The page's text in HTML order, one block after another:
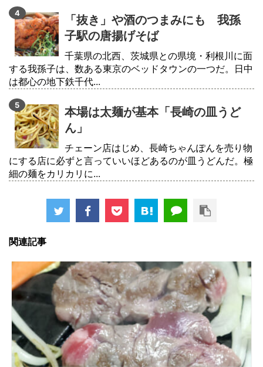
「抜き」や酒のつまみにも 我孫
子駅の唐揚げそば
千葉県の北西、茨城県との県境・利根川に面
する我孫子は、数ある東京のベッドタウンの一つだ。日中
は都心の地下鉄千代...
本場は太麺が基本「長崎の皿うど
ん」
チェーン店はじめ、長崎ちゃんぽんを売り物
にする店に必ずと言っていいほどあるのが皿うどんだ。極
細の麺をカリカリに...
関連記事